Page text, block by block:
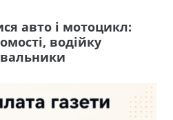
авто і мотоцикл:
водійку